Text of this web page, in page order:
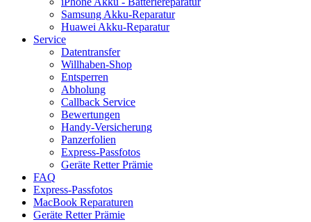
Samsung Akku-Reparatur
Huawei Akku-Reparatur
Service
Datentransfer
Willhaben-Shop
Entsperren
Abholung
Callback Service
Bewertungen
Handy-Versicherung
Panzerfolien
Express-Passfotos
Geräte Retter Prämie
FAQ
Express-Passfotos
MacBook Reparaturen
Geräte Retter Prämie